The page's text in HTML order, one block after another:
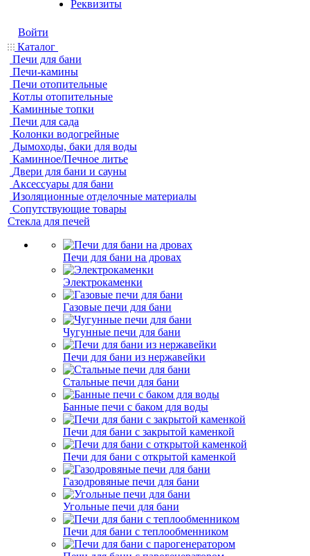
Реквизиты
Войти
Каталог
Печи для бани
Печи-камины
Печи отопительные
Котлы отопительные
Каминные топки
Печи для сада
Колонки водогрейные
Дымоходы, баки для воды
Каминное/Печное литье
Двери для бани и сауны
Аксессуары для бани
Изоляционные отделочные материалы
Сопутствующие товары
Стекла для печей
Печи для бани на дровах
Электрокаменки
Газовые печи для бани
Чугунные печи для бани
Печи для бани из нержавейки
Стальные печи для бани
Банные печи с баком для воды
Печи для бани с закрытой каменкой
Печи для бани с открытой каменкой
Газодровяные печи для бани
Угольные печи для бани
Печи для бани с теплообменником